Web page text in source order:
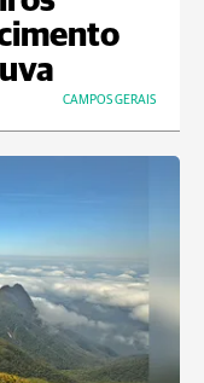
CAMPOS GERAIS